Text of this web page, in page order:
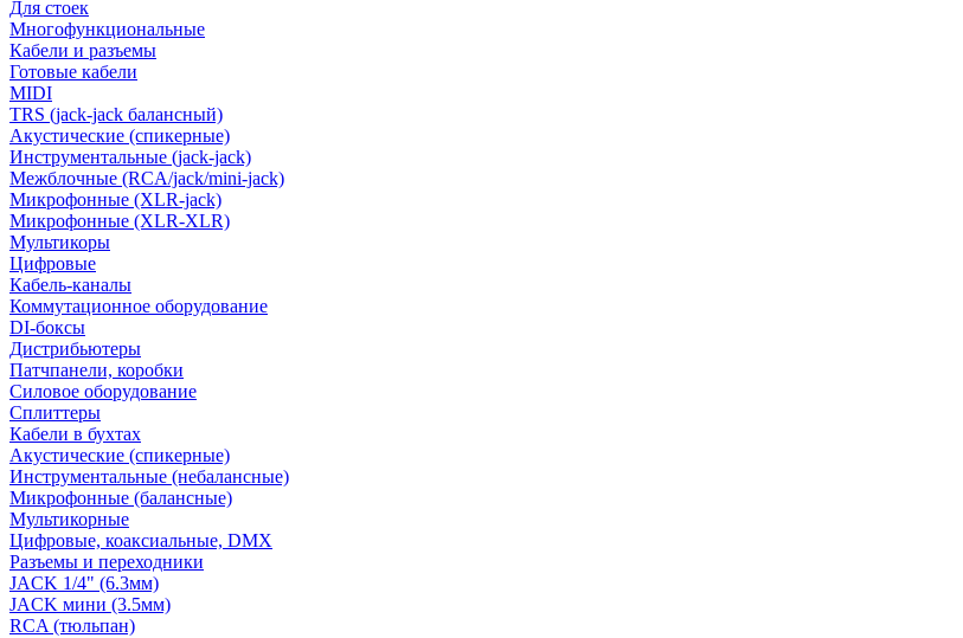
Для стоек
Многофункциональные
Кабели и разъемы
Готовые кабели
MIDI
TRS (jack-jack балансный)
Акустические (спикерные)
Инструментальные (jack-jack)
Межблочные (RCA/jack/mini-jack)
Микрофонные (XLR-jack)
Микрофонные (XLR-XLR)
Мультикоры
Цифровые
Кабель-каналы
Коммутационное оборудование
DI-боксы
Дистрибьютеры
Патчпанели, коробки
Силовое оборудование
Сплиттеры
Кабели в бухтах
Акустические (спикерные)
Инструментальные (небалансные)
Микрофонные (балансные)
Мультикорные
Цифровые, коаксиальные, DMX
Разъемы и переходники
JACK 1/4" (6.3мм)
JACK мини (3.5мм)
RCA (тюльпан)